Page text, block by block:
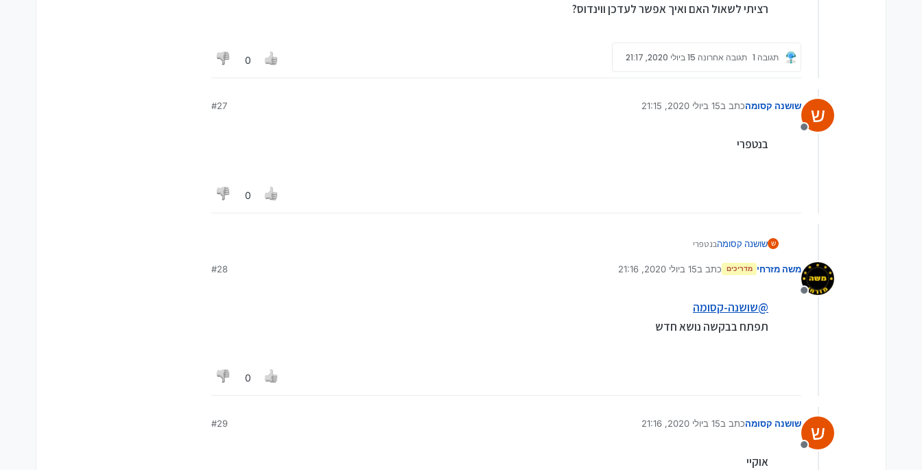
רציתי לשאול האם ואיך אפשר לעדכן ווינדוס?
תגובה 1 תגובה אחרונה 15 ביולי 2020, 21:17 0
ש
מנותק
שושנה קסומהכתב ב15 ביולי 2020, 21:15
נערך לאחרונה על ידי
#27
בנטפרי
0
ש שושנה קסומהבנטפרי
מנותק
משה מזרחי מדריכים כתב ב15 ביולי 2020, 21:16
נערך לאחרונה על ידי
#28
@שושנה-קסומה
תפתח בבקשה נושא חדש
0
ש
מנותק
שושנה קסומהכתב ב15 ביולי 2020, 21:16
נערך לאחרונה על ידי
#29
אוקיי